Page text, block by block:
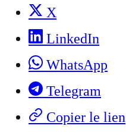
X
LinkedIn
WhatsApp
Telegram
Copier le lien